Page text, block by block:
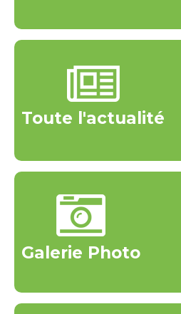
Toute l'actualité
Galerie Photo